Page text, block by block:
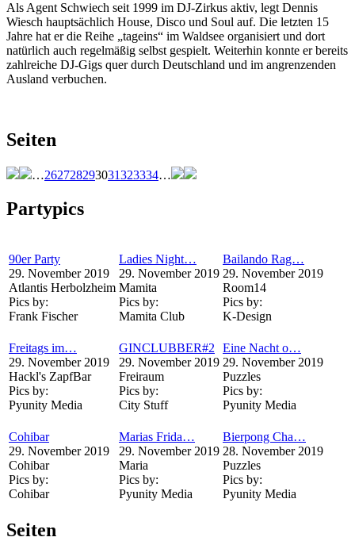
Als Agent Schwiech seit 1999 im DJ-Zirkus aktiv, legt Dennis
Wiesch hauptsächlich House, Disco und Soul auf. Die letzten 15
Jahre hat er die Reihe „tageins“ im Waldsee organisiert und dort
natürlich auch regelmäßig selbst gespielt. Weiterhin konnte er bereits
zahlreiche DJ-Gigs quer durch Deutschland und im angrenzenden
Ausland verbuchen.
Seiten
…262728293031323334…
Partypics
90er Party
29. November 2019
Atlantis Herbolzheim
Pics by:
Frank Fischer
Ladies Night…
29. November 2019
Mamita
Pics by:
Mamita Club
Bailando Rag…
29. November 2019
Room14
Pics by:
K-Design
Freitags im…
29. November 2019
Hackl's ZapfBar
Pics by:
Pyunity Media
GINCLUBBER#2
29. November 2019
Freiraum
Pics by:
City Stuff
Eine Nacht o…
29. November 2019
Puzzles
Pics by:
Pyunity Media
Cohibar
29. November 2019
Cohibar
Pics by:
Cohibar
Marias Frida…
29. November 2019
Maria
Pics by:
Pyunity Media
Bierpong Cha…
28. November 2019
Puzzles
Pics by:
Pyunity Media
Seiten